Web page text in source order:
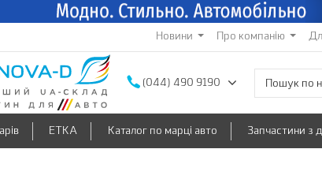
Новини Про компанію
(044) 490 9190 Пошук по
ETKA Каталог по марці авто Запчастини з